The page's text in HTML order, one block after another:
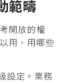
範疇
開放的權
用、用哪些
設定。業務